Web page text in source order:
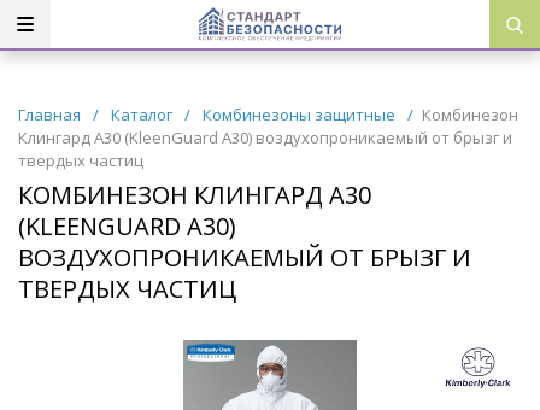
Главная / Каталог / Комбинезоны защитные / Комбинезон
Клингард А30 (KleenGuard A30) воздухопроникаемый от брызг и
твердых частиц
КОМБИНЕЗОН КЛИНГАРД А30
(KLEENGUARD A30)
ВОЗДУХОПРОНИКАЕМЫЙ ОТ БРЫЗГ И
ТВЕРДЫХ ЧАСТИЦ